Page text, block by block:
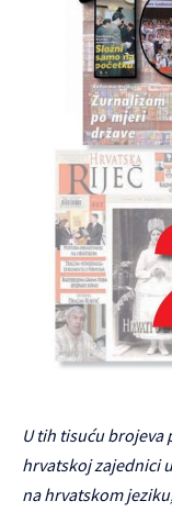
U tih tisuću brojeva
hrvatskoj zajednici
na hrvatskom